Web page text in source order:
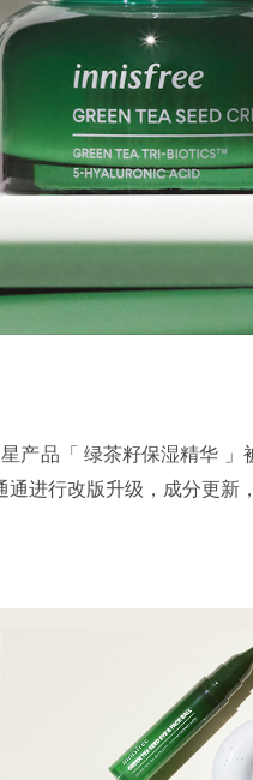
产品「 绿茶籽保湿精华
进行改版升级，成分更新